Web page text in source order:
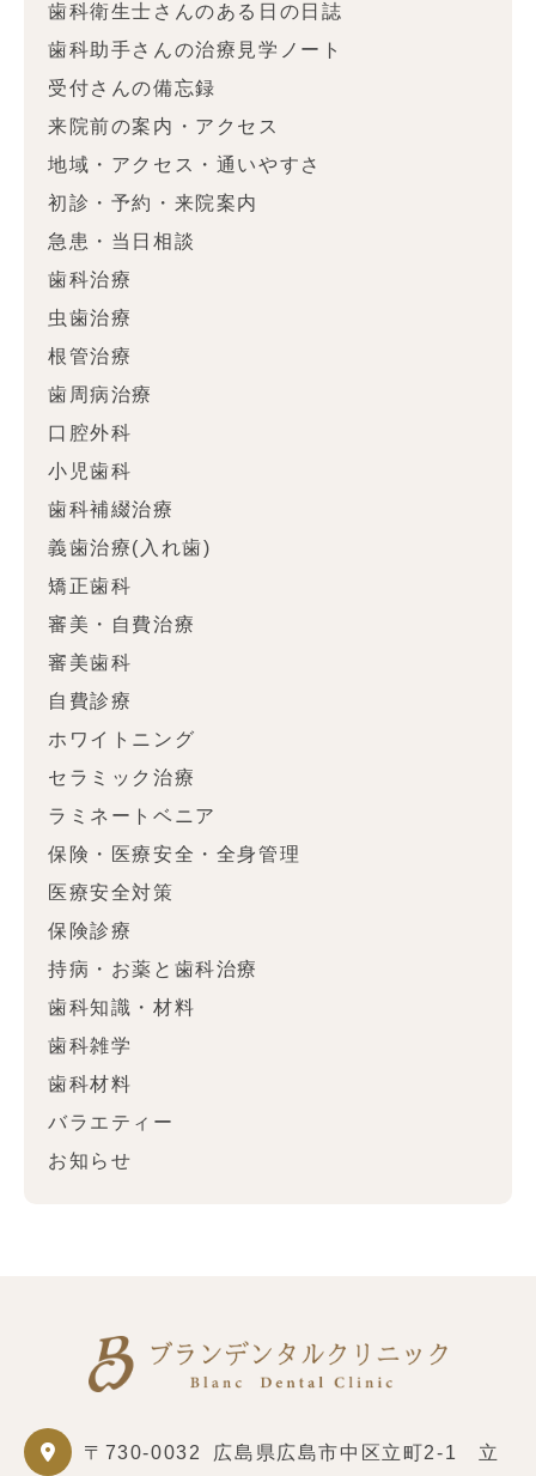
歯科衛生士さんのある日の日誌
歯科助手さんの治療見学ノート
受付さんの備忘録
来院前の案内・アクセス
地域・アクセス・通いやすさ
初診・予約・来院案内
急患・当日相談
歯科治療
虫歯治療
根管治療
歯周病治療
口腔外科
小児歯科
歯科補綴治療
義歯治療(入れ歯)
矯正歯科
審美・自費治療
審美歯科
自費診療
ホワイトニング
セラミック治療
ラミネートベニア
保険・医療安全・全身管理
医療安全対策
保険診療
持病・お薬と歯科治療
歯科知識・材料
歯科雑学
歯科材料
バラエティー
お知らせ
〒730-0032 広島県広島市中区立町2-1 立